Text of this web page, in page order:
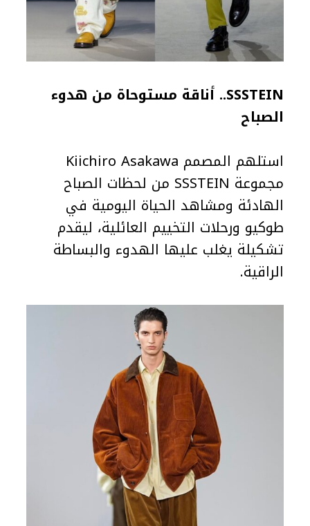
SSSTEIN.. أناقة مستوحاة من هدوء
الصباح
استلهم المصمم Kiichiro Asakawa
مجموعة SSSTEIN من لحظات الصباح
الهادئة ومشاهد الحياة اليومية في
طوكيو ورحلات التخييم العائلية، ليقدم
تشكيلة يغلب عليها الهدوء والبساطة
الراقية.